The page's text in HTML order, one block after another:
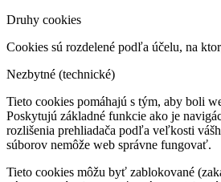
Druhy cookies
Cookies sú rozdelené podľa účelu, na
Nezbytné (technické)
Tieto cookies pomáhajú s tým, aby boli
Poskytujú základné funkcie ako je
rozlišenia prehliadača podľa veľkosti
súborov nemôže web správne fungovať.
Tieto cookies môžu byť zablokované